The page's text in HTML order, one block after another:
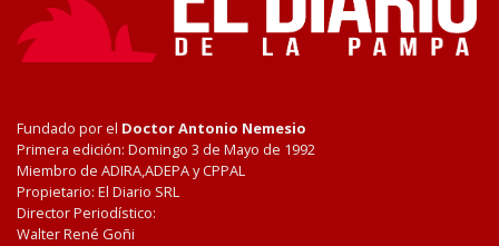
Fundado por el Doctor Antonio Nemesio
Primera edición: Domingo 3 de Mayo de 1992
Miembro de ADIRA,ADEPA y CPPAL
Propietario: El Diario SRL
Director Periodístico:
Walter René Goñi